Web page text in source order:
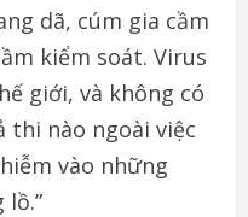
dã, cúm gia cầm
kiểm soát. Virus
giới, và không có
thi nào ngoài việc
vào những